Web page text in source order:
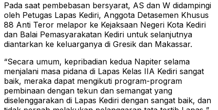
Pada saat pembebasan bersyarat, AS dan W didampingi
oleh Petugas Lapas Kediri, Anggota Detasemen Khusus
88 Anti Teror melapor ke Kejaksaan Negeri Kota Kediri
dan Balai Pemasyarakatan Kediri untuk selanjutnya
diantarkan ke keluarganya di Gresik dan Makassar.
“Secara umum, kepribadian kedua Napiter selama
menjalani masa pidana di Lapas Kelas IIA Kediri sangat
baik, meraka dapat mengikuti program-program
pembinaan dengan tekun dan semangat yang
diselenggarakan di Lapas Kediri dengan sangat baik, dan